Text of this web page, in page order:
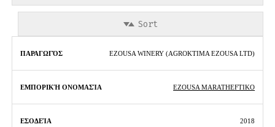
Sort
Παραγωγός
Εμπορική
Εσοδεία Χρώμα Τύπος
EZOUSA WINERY (AGROKTIMA EZOUSA LTD)
EZOUSA MARATHEFTIKO
2018